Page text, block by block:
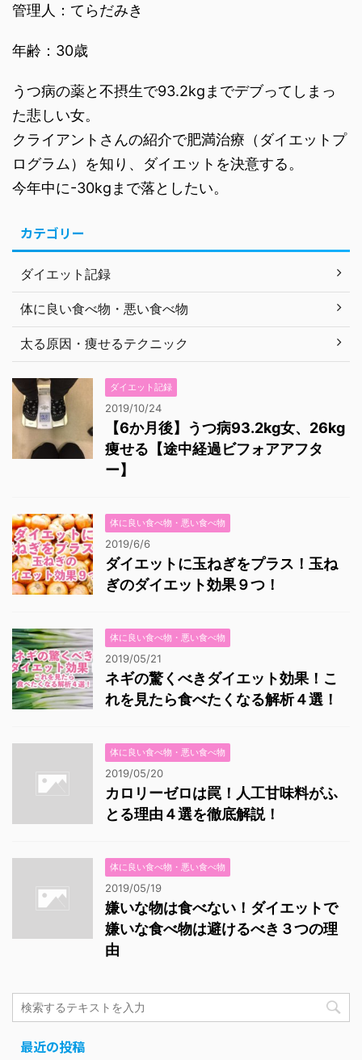
管理人：てらだみき
年齢：30歳
うつ病の薬と不摂生で93.2kgまでデブってしまっ
た悲しい女。
クライアントさんの紹介で肥満治療（ダイエットプ
ログラム）を知り、ダイエットを決意する。
今年中に-30kgまで落としたい。
カテゴリー
ダイエット記録
体に良い食べ物・悪い食べ物
太る原因・痩せるテクニック
ダイエット記録
2019/10/24
【6か月後】うつ病93.2kg女、26kg
痩せる【途中経過ビフォアアフタ
ー】
体に良い食べ物・悪い食べ物
2019/6/6
ダイエットに玉ねぎをプラス！玉ね
ぎのダイエット効果９つ！
体に良い食べ物・悪い食べ物
2019/05/21
ネギの驚くべきダイエット効果！こ
れを見たら食べたくなる解析４選！
体に良い食べ物・悪い食べ物
2019/05/20
カロリーゼロは罠！人工甘味料がふ
とる理由４選を徹底解説！
体に良い食べ物・悪い食べ物
2019/05/19
嫌いな物は食べない！ダイエットで
嫌いな食べ物は避けるべき３つの理
由
最近の投稿